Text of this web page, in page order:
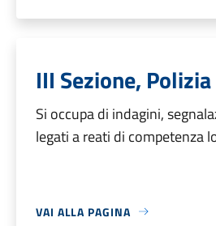
III Sezione,
Si occupa di indagini,
legati a reati di competenza
VAI ALLA PAGINA